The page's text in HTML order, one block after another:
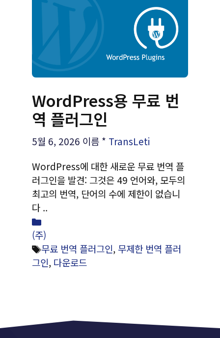
WordPress용 무료 번
역 플러그인
5월 6, 2026 이름 * TransLeti
WordPress에 대한 새로운 무료 번역 플
러그인을 발견: 그것은 49 언어와, 모두의
최고의 번역, 단어의 수에 제한이 없습니
다 ..
1
만
원
(주)
이
름
무료 번역 플러그인, 무제한 번역 플러
그인, 다운로드